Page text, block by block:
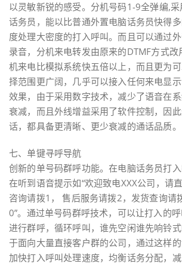
以灵敏新锐的感受。分机号码1-9全弹编,
话务员，能以比普通外置电脑话务员快得
度处理大密度的打入呼叫。而且可以通过
录音，分机来电转发由原来的DTMF方式改
机来电比模拟系统快五倍以上，而且更为
择范围更广阔，几乎可以接入任何来电显
效果，由于采用数字技术，减少了语音在
衰减，而且外线增益采用了软件控制，因
话，都具备更清晰、更少衰减的通话品质。
七、单键寻呼导航
创新的单号码群呼功能。在电脑话务员打
在听到语音提示如“欢迎致电XXX公司，请
咨询请拨1， 售后服务请拨2，发货查询请
0”。通过单号码群呼技术，可以让打入的
进行群呼，循环呼叫，谁先空闲谁先响铃
于面向大量直接客户群的公司，通过这样
加快打入呼叫处理速度，均衡话务分配，